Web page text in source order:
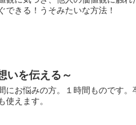
できる！うそみたいな方法！
いを伝える～
にお悩みの方。１時間ものです
使えます。